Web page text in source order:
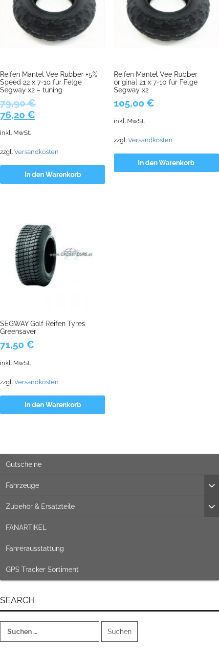
Reifen Mantel Vee Rubber +5%
Speed 22 x 7-10 für Felge
Segway x2 – tuning
79,90€
Ursprünglicher
war:
79,90 €
76,20 €
76,20 €.
inkl. MwSt.
zzgl. Versandkosten
In den Warenkorb
Reifen Mantel Vee Rubber
original 21 x 7-10 für Felge
Segway x2
105,00 €
inkl. MwSt.
zzgl. Versandkosten
In den Warenkorb
SEGWAY Golf Reifen Tyres
Greensaver
71,50 €
inkl. MwSt.
zzgl. Versandkosten
In den Warenkorb
Gutscheine
Fahrzeuge
Zubehör & Ersatzteile
FANARTIKEL
Fahrerausstattung
GPS Tracker Sortiment
SEARCH
Suchen
nach: